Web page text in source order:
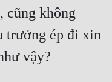
cũng không
trưởng ép đi xin